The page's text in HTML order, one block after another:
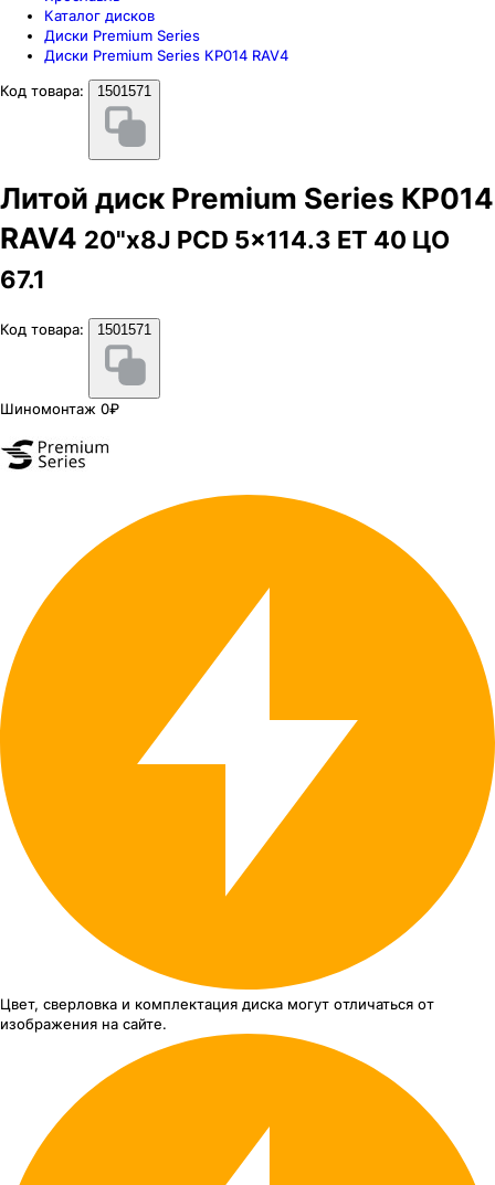
Каталог дисков
Диски Premium Series
Диски Premium Series КР014 RAV4
Код товара:
1501571
Литой диск Premium Series КР014
RAV4 20"x8J PCD 5x114.3 ЕТ 40 ЦО
67.1
Код товара: 1501571
Шиномонтаж 0₽
Цвет, сверловка и комплектация диска могут отличаться от
изображения на сайте.